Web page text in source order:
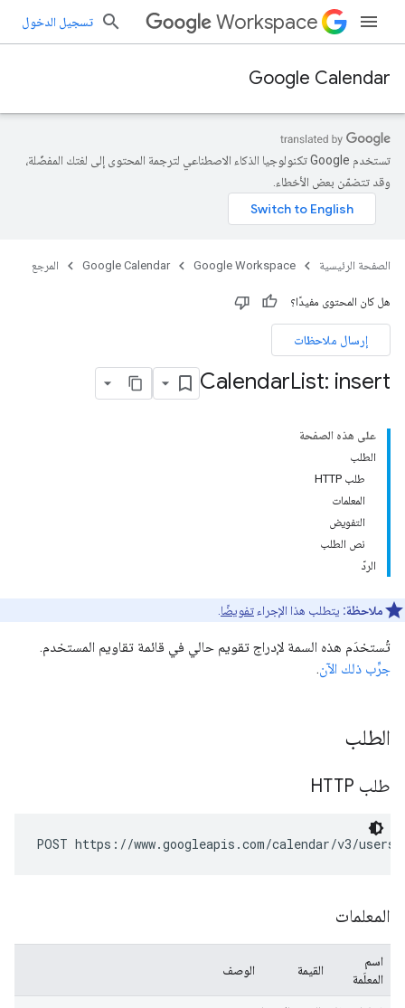
Workspace تسجيل الدخول
Google Calendar
تستخدم Google تكنولوجيا الذكاء الاصطناعي لترجمة المحتوى إلى لغتك المفضّلة،
وقد تتضمّن بعض الأخطاء.
الصفحة الرئيسية Google Workspace
Google Calendar المرجع
هل كان المحتوى مفيدًا؟
إرسال ملاحظات
CalendarList: insert
على هذه الصفحة
الطلب
طلب HTTP
المعلمات
التفويض
نص الطلب
الردّ
ملاحظة: يتطلب هذا الإجراء تفويضًا
تُستخدَم هذه السمة لإدراج تقويم حالي في قائمة تقاويم المستخدم.
جرِّب ذلك الآن.
الطلب
طلب HTTP
POST https://www.googleapis.com/calendar/v3/
المعلمات
اسم
المعلَمة
القيمة الوصف